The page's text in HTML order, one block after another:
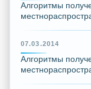
Алгоритмы
07.03.2014
Алгоритмы